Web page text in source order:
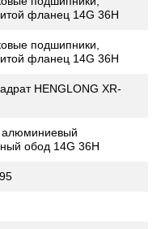
фланец 14G 36H
подшипники,
фланец 14G 36H
HENGLONG XR-
алюминиевый
обод 14G 36H